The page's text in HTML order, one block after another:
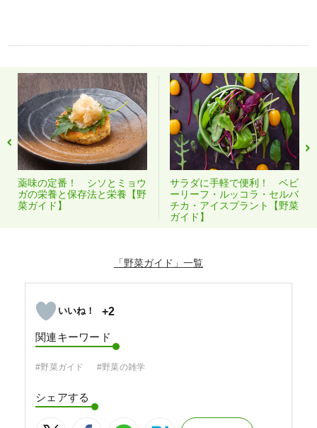
薬味の定番！ シソとミョウ
ガの栄養と保存法と栄養【野
菜ガイド】
サラダに手軽で便利！ ベビ
ーリーフ・ルッコラ・セルバ
チカ・アイスプラント【野菜
ガイド】
「野菜ガイド」
+2
関連キーワード
#野菜ガイド #野菜の雑学
シェアする